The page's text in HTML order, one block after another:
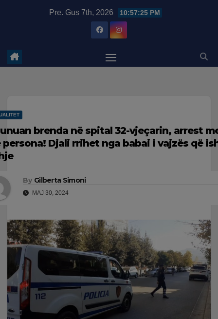
Pre. Gus 7th, 2026 10:57:26 PM
brenda në spital 32-vjeçarin, arrest
persona! Djali rrihet nga babai i vajzës që
By Gilberta Simoni
MAJ 30, 2024